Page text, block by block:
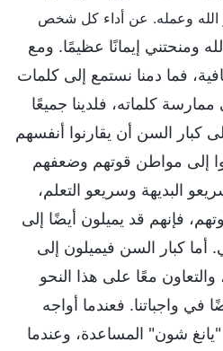
ج. 1. ظهور الله وعمله. عن أداء كل شخص
ومنحتني إيمانًا عظيمًا. ومع
فما دمنا نستمع إلى كلمات
كلماته، فلدينا جميعًا
السن أن يقارنوا أنفسهم
إلى مواطن قوتهم وضعفهم
البديهة وسريعو التعلم،
فإنهم قد يميلون أيضًا إلى
أما كبار السن فيميلون إلى
معًا على هذا النحو
في واجباتنا. فعندما أواجه
شون" المساعدة، وعندما